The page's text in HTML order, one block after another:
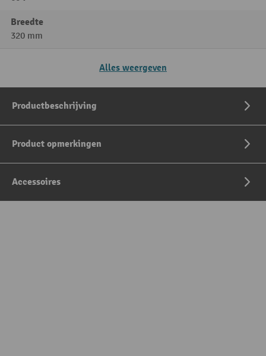
Breedte
320 mm
Alles weergeven
Productbeschrijving
Product opmerkingen
Accessoires